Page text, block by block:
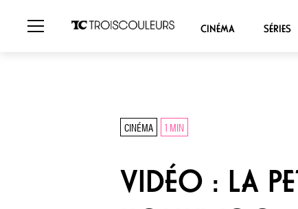
CINÉMA SÉRIES
CINÉMA 1 MIN
VIDÉO : LA